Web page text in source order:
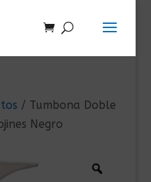
/ Tumbona Doble
Negro